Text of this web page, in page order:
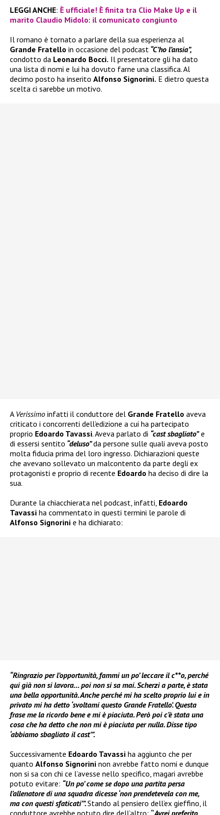
LEGGI ANCHE: È ufficiale! È finita tra Clio Make Up e il
marito Claudio Midolo: il comunicato congiunto
Il romano è tornato a parlare della sua esperienza al
Grande Fratello in occasione del podcast “C’ho l’ansia”,
condotto da Leonardo Bocci. Il presentatore gli ha dato
una lista di nomi e lui ha dovuto farne una classifica. Al
decimo posto ha inserito Alfonso Signorini. E dietro questa
scelta ci sarebbe un motivo.
A Verissimo infatti il conduttore del Grande Fratello aveva
criticato i concorrenti dell’edizione a cui ha partecipato
proprio Edoardo Tavassi. Aveva parlato di “cast sbagliato”e
di essersi sentito “deluso”da persone sulle quali aveva posto
molta fiducia prima del loro ingresso. Dichiarazioni queste
che avevano sollevato un malcontento da parte degli ex
protagonisti e proprio di recente Edoardo ha deciso di dire la
sua.
Durante la chiacchierata nel podcast, infatti, Edoardo
Tavassi ha commentato in questi termini le parole di
Alfonso Signorini e ha dichiarato:
“Ringrazio per l’opportunità, fammi un po’ leccare il c**o, perché
qui già non si lavora… poi non si sa mai. Scherzi a parte, è stata
una bella opportunità. Anche perché mi ha scelto proprio lui e in
privato mi ha detto ‘svoltami questo Grande Fratello’. Questa
frase me la ricordo bene e mi è piaciuta. Però poi c’è stata una
cosa che ha detto che non mi è piaciuta per nulla. Disse tipo
‘abbiamo sbagliato il cast’”.
Successivamente Edoardo Tavassi ha aggiunto che per
quanto Alfonso Signorini non avrebbe fatto nomi e dunque
non si sa con chi ce l’avesse nello specifico, magari avrebbe
potuto evitare: “Un po’ come se dopo una partita persa
l’allenatore di una squadra dicesse ‘non prendetevela con me,
ma con questi sfaticati’”.Stando al pensiero dell’ex gieffino, il
conduttore avrebbe potuto dire dell’altro: “Avrei preferito